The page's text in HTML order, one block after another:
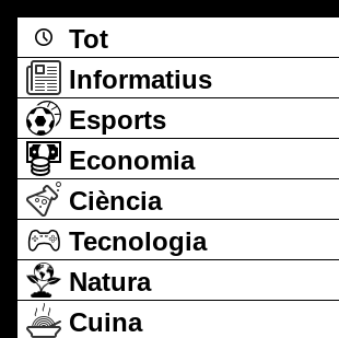
Tot
Informatius
Esports
Economia
Ciència
Tecnologia
Natura
Cuina